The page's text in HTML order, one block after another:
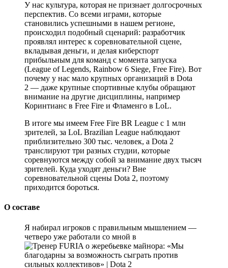
У нас культура, которая не признает долгосрочных
перспектив. Со всеми играми, которые
становились успешными в нашем регионе,
происходил подобный сценарий: разработчик
проявлял интерес к соревновательной сцене,
вкладывая деньги, и делая киберспорт
прибыльным для команд с момента запуска
(League of Legends, Rainbow 6 Siege, Free Fire). Вот
почему у нас мало крупных организаций в Dota
2 — даже крупные спортивные клубы обращают
внимание на другие дисциплины, например
Коринтианс в Free Fire и Фламенго в LoL.
В итоге мы имеем Free Fire BR League с 1 млн
зрителей, за LoL Brazilian League наблюдают
приблизительно 300 тыс. человек, а Dota 2
транслируют три разных студии, которые
соревнуются между собой за внимание двух тысяч
зрителей. Куда уходят деньги? Вне
соревновательной сцены Dota 2, поэтому
приходится бороться.
О составе
Я набирал игроков с правильным мышлением —
четверо уже работали со мной в